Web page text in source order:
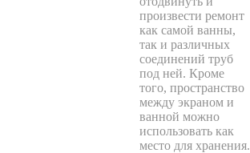
произвести ремонт
как самой ванны,
так и различных
соединений труб
под ней. Кроме
того, пространство
между экраном и
ванной можно
использовать как
место для хранения.